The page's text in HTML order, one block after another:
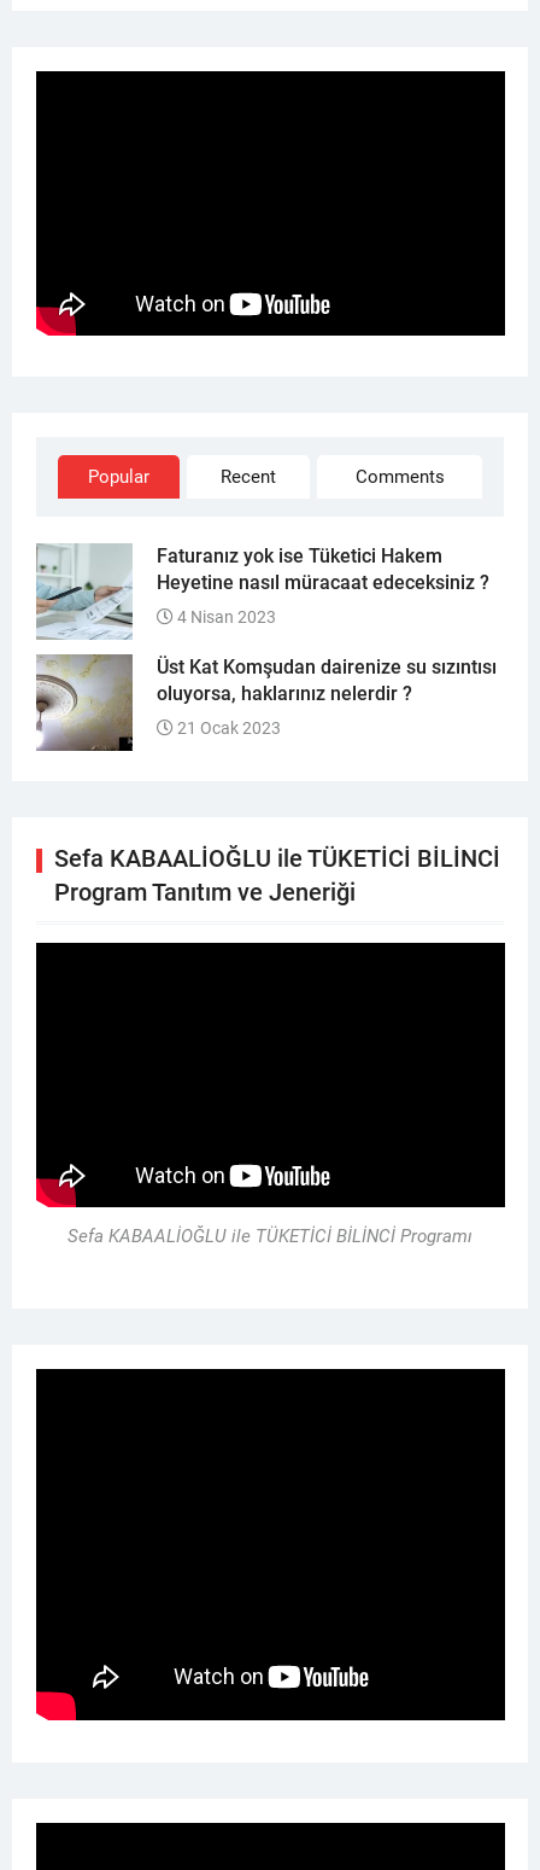
Popular Recent Comments
Faturanız yok ise Tüketici Hakem
Heyetine nasıl müracaat edeceksiniz ?
4 Nisan 2023
Üst Kat Komşudan dairenize su sızıntısı
oluyorsa, haklarınız nelerdir ?
21 Ocak 2023
Sefa KABAALİOĞLU ile TÜKETİCİ BİLİNCİ
Program Tanıtım ve Jeneriği
Sefa KABAALİOĞLU ile TÜKETİCİ BİLİNCİ Programı